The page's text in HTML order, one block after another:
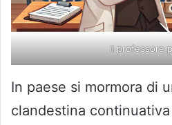
Il professore
In paese si mormora di
clandestina